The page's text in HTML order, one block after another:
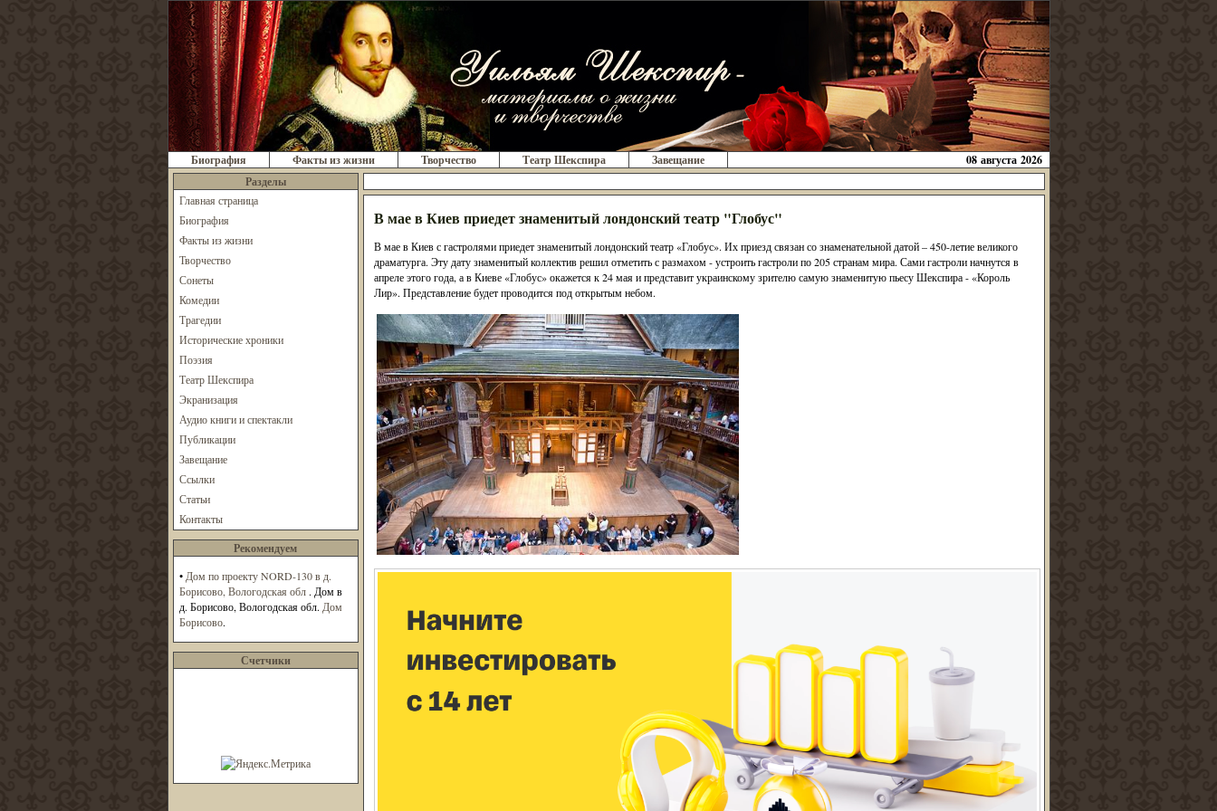
Биография Факты из жизни Творчество Театр Шекспира Завещание
08 августа 2026
Разделы
Главная страница
Биография
Факты из жизни
Творчество
Сонеты
Комедии
Трагедии
Исторические хроники
Поэзия
Театр Шекспира
Экранизация
Аудио книги и спектакли
Публикации
Завещание
Ссылки
Статьи
Контакты
Рекомендуем
• Дом по проекту NORD-130 в д.
Борисово, Вологодская обл. Дом в
д. Борисово, Вологодская обл. Дом
Борисово.
Счетчики
В мае в Киев приедет знаменитый лондонский театр "Глобус"
В мае в Киев с гастролями приедет знаменитый лондонский театр «Глобус». Их приезд связан со знаменательной датой – 450-летие великого
драматурга. Эту дату знаменитый коллектив решил отметить с размахом - устроить гастроли по 205 странам мира. Сами гастроли начнутся в
апреле этого года, а в Киеве «Глобус» окажется к 24 мая и представит украинскому зрителю самую знаменитую пьесу Шекспира - «Король
Лир». Представление будет проводится под открытым небом.